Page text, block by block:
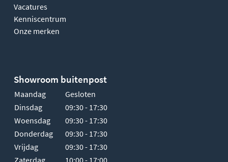
Vacatures
Kenniscentrum
Onze merken
Showroom buitenpost
Maandag
Gesloten
Dinsdag
09:30 - 17:30
Woensdag
09:30 - 17:30
Donderdag
09:30 - 17:30
Vrijdag
09:30 - 17:30
Zaterdag
10:00 - 17:00